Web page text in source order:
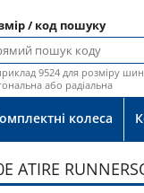
/ код пошуку
9524 для розміру
або радіальна
колеса
ATIRE